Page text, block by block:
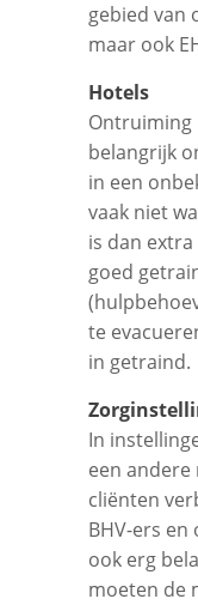
gebied van
maar ook
Hotels
Ontruiming
belangrijk
in een
vaak niet
is dan
goed
te
in getraind.
In
een
cliënten
BHV-ers
ook erg
moeten de